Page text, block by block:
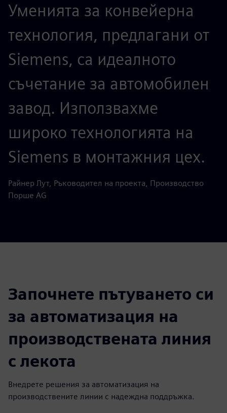
Уменията за конвейерна
технология, предлагани от
Siemens, са идеалното
съчетание за автомобилен
завод. Използвахме
широко технологията на
Siemens в монтажния цех.
Райнер Лут, Ръководител на проекта, Производство
Порше AG
Започнете пътуването си
за автоматизация на
производствената линия
с лекота
Внедрете решения за автоматизация на
производствените линии с надеждна поддръжка.